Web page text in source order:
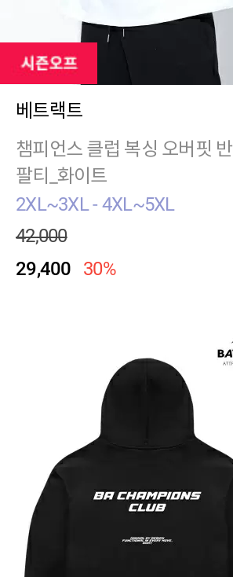
베트랙트
챔피언스 클럽 복싱 오버핏 반
팔티_화이트
2XL~3XL - 4XL~5XL
42,000
29,400
30%